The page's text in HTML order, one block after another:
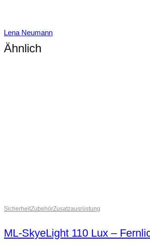
Lena Neumann
Ähnlich
SicherheitZubehörZusatzausrüstung
ML-SkyeLight 110 Lux –